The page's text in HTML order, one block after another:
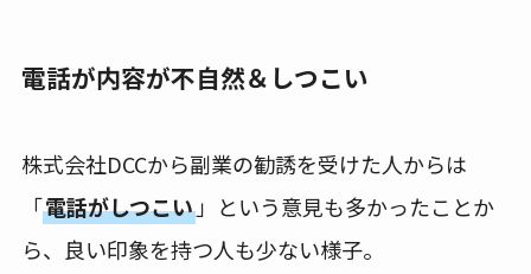
電話が内容が不自然＆しつこい
株式会社DCCから副業の勧誘を受けた人からは
「電話がしつこい」という意見も多かったことか
ら、良い印象を持つ人も少ない様子。